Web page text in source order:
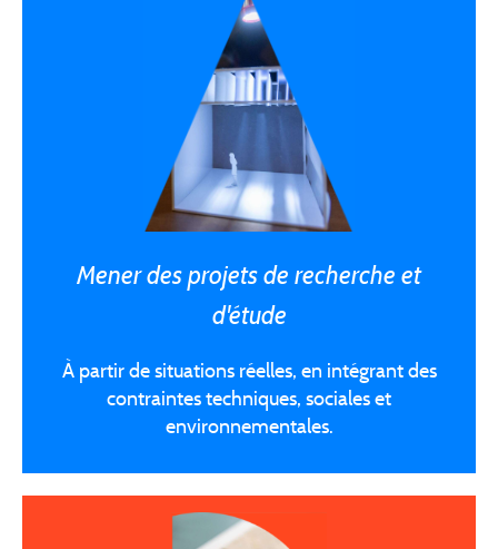
Mener des projets de recherche et
d'étude
À partir de situations réelles, en intégrant des
contraintes techniques, sociales et
environnementales.